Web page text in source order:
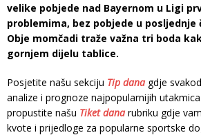
velike pobjede nad Bayernom u Ligi
problemima, bez pobjede u
Obje momčadi traže važna tri boda
gornjem dijelu tablice.
Posjetite našu sekciju Tip dana gdje
analize i prognoze najpopularnijih
propustite našu Tiket dana rubriku gdje
kvote i prijedloge za popularne sportske